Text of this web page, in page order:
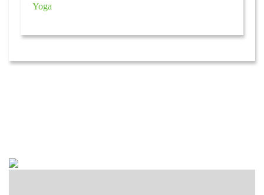
Yoga